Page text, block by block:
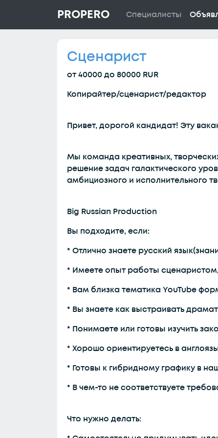
PROPERO Специалисты
Сценарист
от 40000 до 80000 RUR
Копирайтер/сценарист/редактор
Привет, дорогой кандидат! Эту
Мы команда креативных,
решение задач галактического
амбициозного и исполнительного
Big Russian Production
Вы подходите, если:
* Отлично знаете русский
* Имеете опыт работы
* Вам близка тематика YouTube
* Вы знаете как выстраивать
* Понимаете или готовы изучить
* Хорошо ориентируетесь в
* Готовы к гибридному графику в
* В чем-то не соответствуете
Что нужно делать: